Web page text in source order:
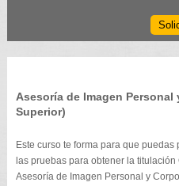
Asesoría de Imagen Personal
Superior)
Este curso te forma para que
las pruebas para obtener la
Asesoría de Imagen Personal y